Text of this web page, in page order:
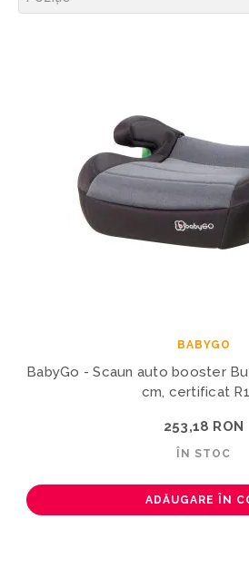
BABYGO
BabyGo - Scaun auto booster
cm, certificat
253,18 RON
ÎN STOC
ADĂUGARE ÎN